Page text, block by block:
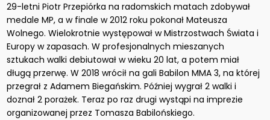
29-letni Piotr Przepiórka na radomskich matach zdobywał
medale MP, a w finale w 2012 roku pokonał Mateusza
Wolnego. Wielokrotnie występował w Mistrzostwach Świata i
Europy w zapasach. W profesjonalnych mieszanych
sztukach walki debiutował w wieku 20 lat, a potem miał
długą przerwę. W 2018 wrócił na gali Babilon MMA 3, na której
przegrał z Adamem Biegańskim. Później wygrał 2 walki i
doznał 2 porażek. Teraz po raz drugi wystąpi na imprezie
organizowanej przez Tomasza Babilońskiego.